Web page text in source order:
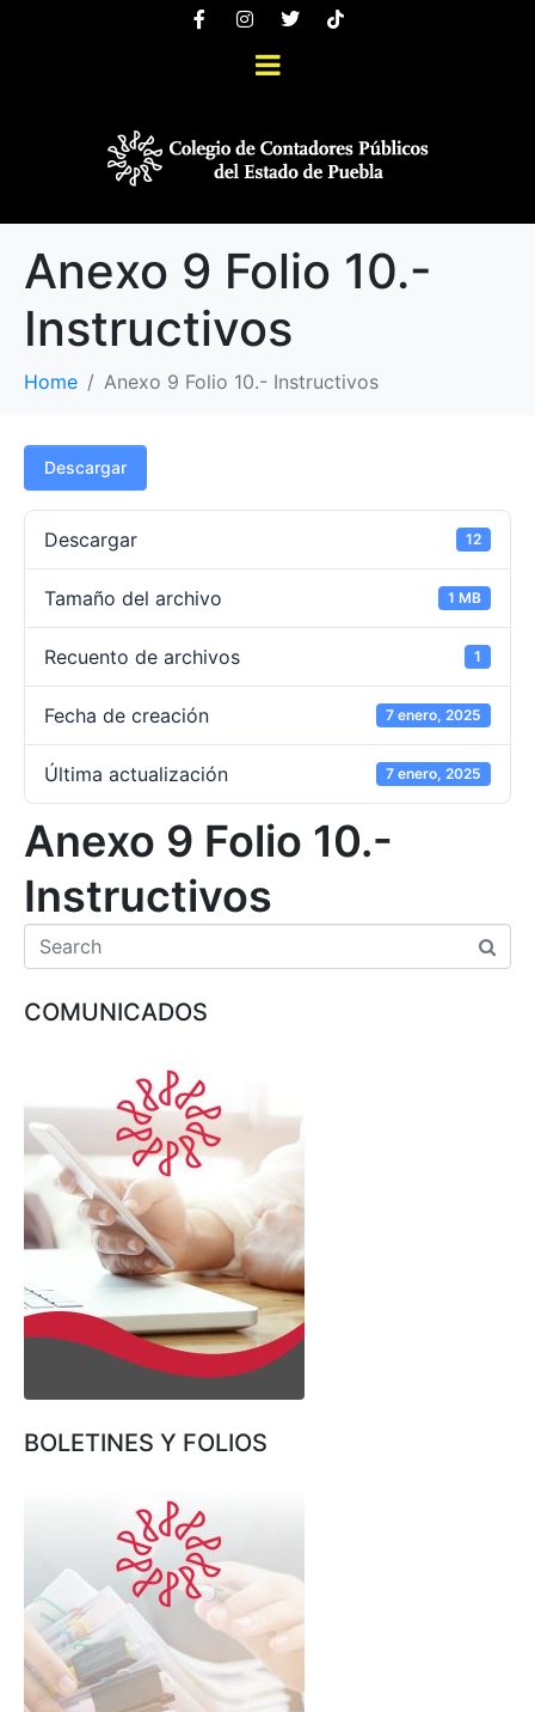
Anexo 9 Folio 10.-
Instructivos
Home Anexo 9 Folio 10.- Instructivos
Descargar
Descargar 12
Tamaño del archivo 1 MB
Recuento de archivos 1
Fecha de creación 7 enero, 2025
Última actualización 7 enero, 2025
Anexo 9 Folio 10.-
Instructivos
COMUNICADOS
BOLETINES Y FOLIOS